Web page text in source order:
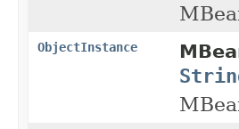
ObjectInstance